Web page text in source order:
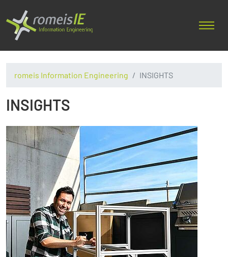
romeis Information Engineering INSIGHTS
INSIGHTS